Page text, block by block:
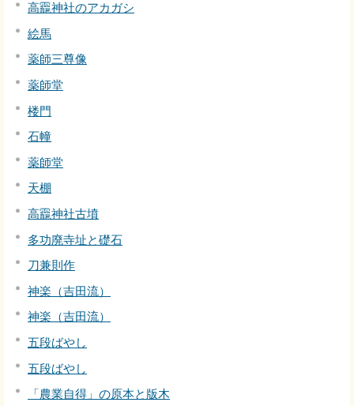
高龗神社のアカガシ
絵馬
薬師三尊像
薬師堂
楼門
石幢
薬師堂
天棚
高龗神社古墳
多功廃寺址と礎石
刀兼則作
神楽（吉田流）
神楽（吉田流）
五段ばやし
五段ばやし
「農業自得」の原本と版木